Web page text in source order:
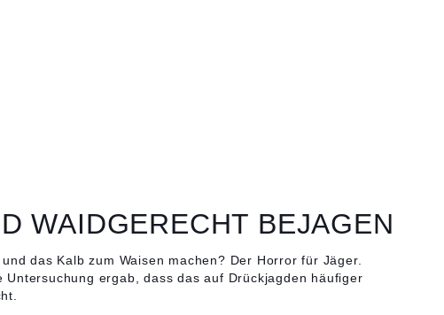
WAIDGERECHT BEJAGEN
das Kalb zum Waisen machen? Der Horror für Jäger.
Untersuchung ergab, dass das auf Drückjagden häufiger